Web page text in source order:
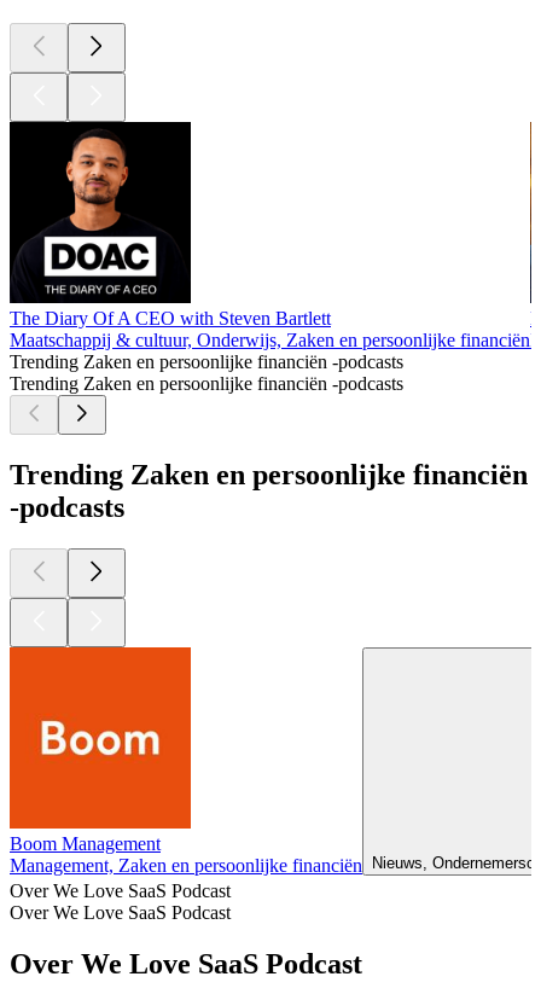
The Diary Of A CEO with Steven Bartlett
Maatschappij & cultuur, Onderwijs, Zaken en persoonlijke financiën
Trending Zaken en persoonlijke financiën -podcasts
Trending Zaken en persoonlijke financiën -podcasts
Trending Zaken en persoonlijke financiën
-podcasts
Boom Management
Management, Zaken en persoonlijke financiën
Nieuws,
Over We Love SaaS Podcast
Over We Love SaaS Podcast
Over We Love SaaS Podcast